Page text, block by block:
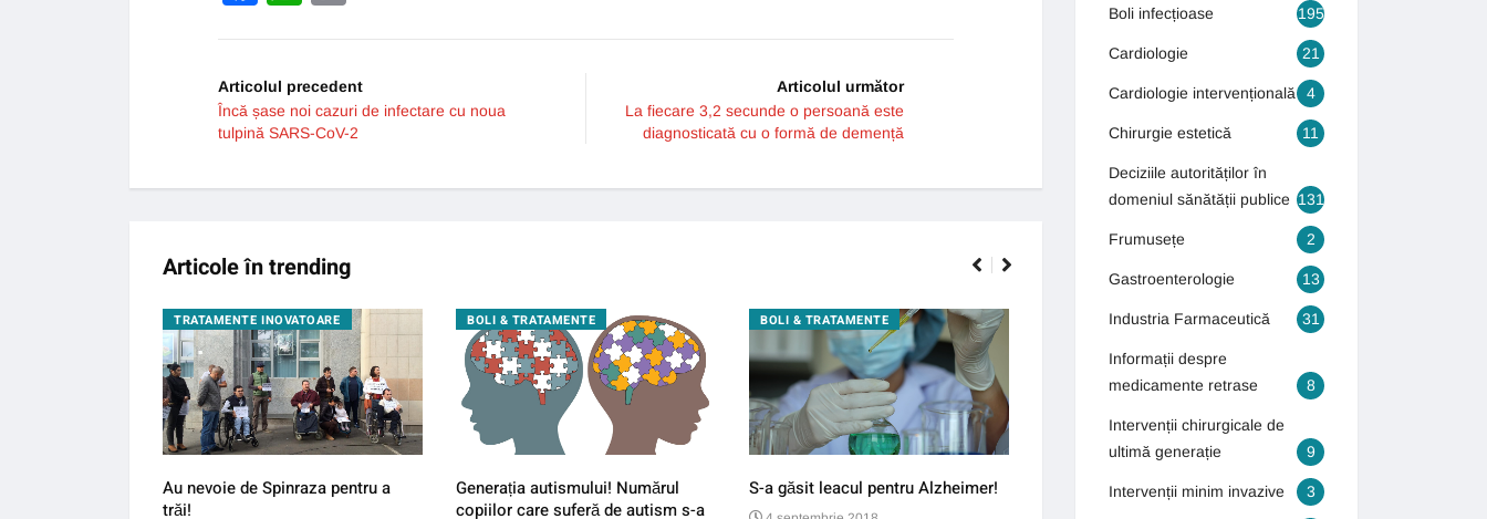
Articolul precedent
Încă șase noi cazuri de infectare cu noua
tulpină SARS-CoV-2
Articolul următor
La fiecare 3,2 secunde o persoană este
diagnosticată cu o formă de demență
Articole în trending
TRATAMENTE INOVATOARE
Au nevoie de Spinraza pentru a
trăi!
BOLI & TRATAMENTE
Generația autismului! Numărul
copiilor care suferă de autism s-a
BOLI & TRATAMENTE
S-a găsit leacul pentru Alzheimer!
INTERVENȚII CHIRURGICALE DE
Cum puteți scăpa de varice?
Boli infecțioase 195
Cardiologie 21
Cardiologie intervențională 4
Chirurgie estetică 11
Deciziile autorităților în
domeniul sănătății publice 131
Frumusețe 2
Gastroenterologie 13
Industria Farmaceutică 31
Informații despre
medicamente retrase
8
Intervenții chirurgicale de
ultimă generație
9
Intervenții minim invazive 3